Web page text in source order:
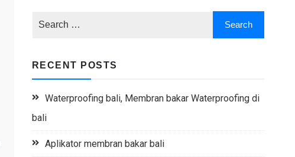
RECENT POSTS
Waterproofing bali, Membran bakar Waterproofing di
bali
Aplikator membran bakar bali